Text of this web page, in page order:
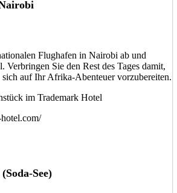
Flughafen in Nairobi ab und
Verbringen Sie den Rest des Tages damit,
sich auf Ihr Afrika-Abenteuer vorzubereiten.
im Trademark Hotel
See)